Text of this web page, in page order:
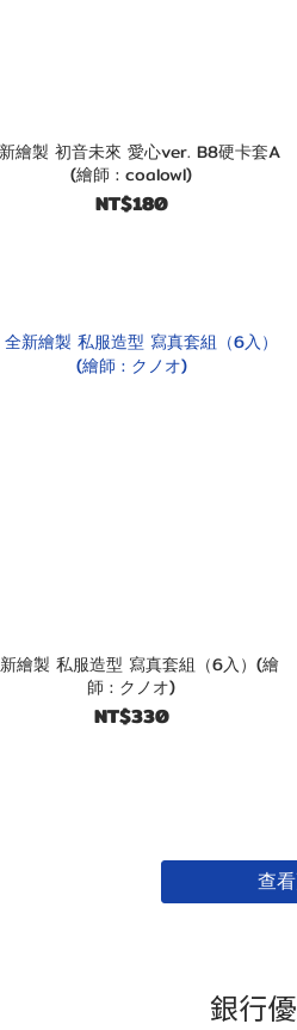
繪製 初音未來 愛心ver. B8硬卡套A
(繪師 : coalowl)
NT$180
繪製 私服造型 寫真套組（6入）(繪
師 : クノオ)
NT$330
查
銀行